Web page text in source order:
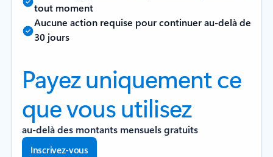
tout moment
Aucune action requise pour continuer au-delà de
30 jours
Payez uniquement ce
que vous utilisez
au-delà des montants mensuels gratuits
Inscrivez-vous